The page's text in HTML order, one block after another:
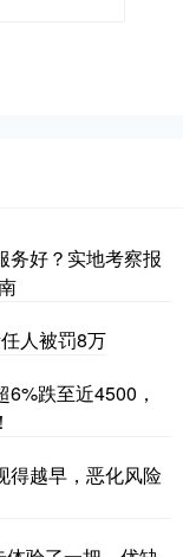
务好？实地考察报
人被罚8万
跌至近4500，
得越早，恶化风险